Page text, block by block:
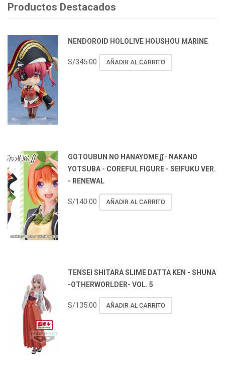
Productos Destacados
NENDOROID HOLOLIVE HOUSHOU MARINE
S/345.00 AÑADIR AL CARRITO
GOTOUBUN NO HANAYOME∬- NAKANO
YOTSUBA - COREFUL FIGURE - SEIFUKU VER.
- RENEWAL
S/140.00 AÑADIR AL CARRITO
TENSEI SHITARA SLIME DATTA KEN - SHUNA
-OTHERWORLDER- VOL. 5
S/135.00 AÑADIR AL CARRITO